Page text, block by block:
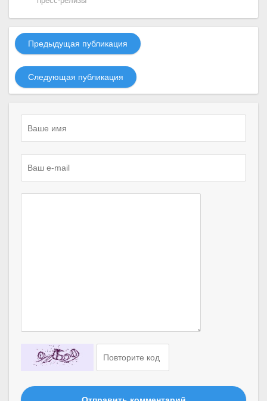
Предыдущая публикация
Следующая публикация